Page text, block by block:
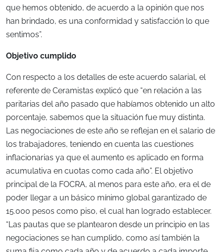
que hemos obtenido, de acuerdo a la opinión que nos
han brindado, es una conformidad y satisfacción lo que
sentimos”.
Objetivo cumplido
Con respecto a los detalles de este acuerdo salarial, el
referente de Ceramistas explicó que “en relación a las
paritarias del año pasado que habíamos obtenido un alto
porcentaje, sabemos que la situación fue muy distinta.
Las negociaciones de este año se reflejan en el salario de
los trabajadores, teniendo en cuenta las cuestiones
inflacionarias ya que el aumento es aplicado en forma
acumulativa en cuotas como cada año”. El objetivo
principal de la FOCRA, al menos para este año, era el de
poder llegar a un básico mínimo global garantizado de
15.000 pesos como piso, el cual han logrado establecer.
“Las pautas que se plantearon desde un principio en las
negociaciones se han cumplido, como así también la